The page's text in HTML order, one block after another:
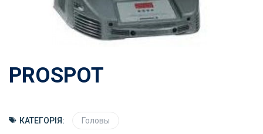
PROSPOT
КАТЕГОРІЯ: Головы